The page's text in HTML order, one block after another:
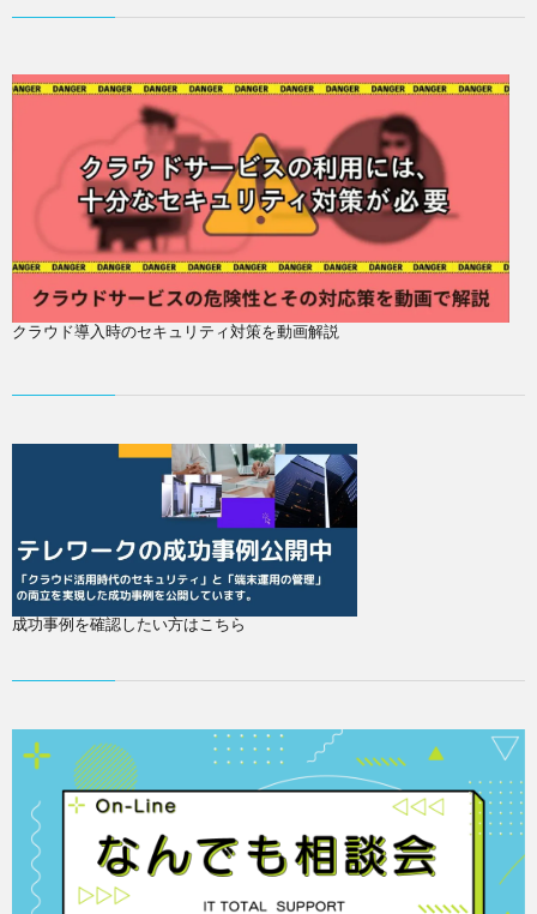
クラウド導入時のセキュリティ対策を動画解説
成功事例を確認したい方はこちら